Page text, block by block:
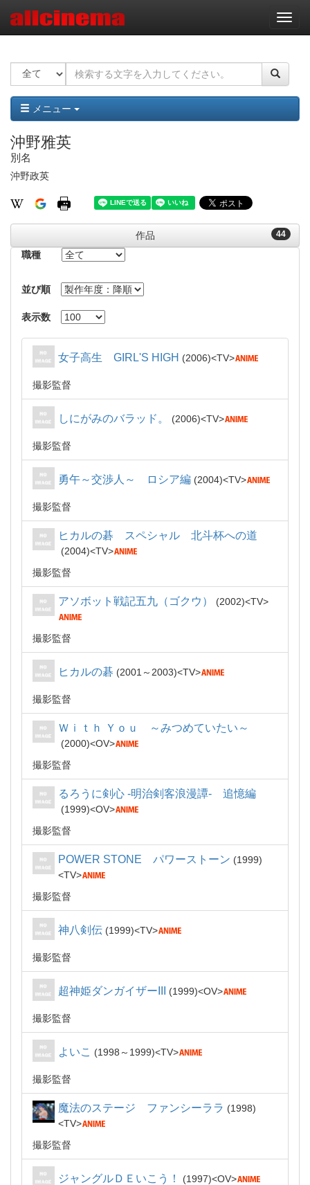
ナ
ビ
ー
ョ
ン
メニュー
沖野雅英
別名
沖野政英
44
作品
職種
並び順
表示数
女子高生 GIRL'S HIGH 2006 TV
撮影監督
しにがみのバラッド。 2006 TV
撮影監督
勇午～交渉人～ ロシア編 2004 TV
撮影監督
ヒカルの碁 スペシャル 北斗杯への道
2004
TV
撮影監督
アソボット戦記五九（ゴクウ） 2002 TV
撮影監督
ヒカルの碁 2001～2003 TV
撮影監督
Ｗｉｔｈ Ｙｏｕ ～みつめていたい～
2000
OV
撮影監督
るろうに剣心 -明治剣客浪漫譚- 追憶編
1999
OV
撮影監督
POWER STONE パワーストーン
1999
TV
撮影監督
神八剣伝 1999 TV
撮影監督
超神姫ダンガイザーIII 1999 OV
撮影監督
よいこ 1998～1999 TV
撮影監督
魔法のステージ ファンシーララ
1998
TV
撮影監督
ジャングルＤＥいこう！ 1997 OV